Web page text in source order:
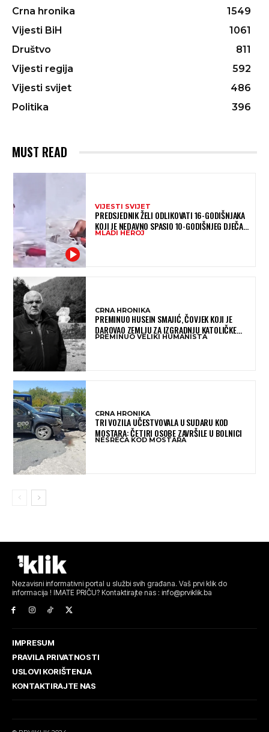
Crna hronika
1549
Vijesti BiH
1061
Društvo
811
Vijesti regija
592
Vijesti svijet
486
Politika
396
MUST READ
VIJESTI SVIJET
PREDSJEDNIK ŽELI ODLIKOVATI 16-GODIŠNJAKA
KOJI JE NEDAVNO SPASIO 10-GODIŠNJEG DJEČAKA
IZ SMRTONOSNIH VALOVA
MLADI HEROJ
CRNA HRONIKA
PREMINUO HUSEIN SMAJIĆ, ČOVJEK KOJI JE
DAROVAO ZEMLJU ZA IZGRADNJU KATOLIČKE
CRKVE U BUGOJNU
PREMINUO VELIKI HUMANISTA
CRNA HRONIKA
TRI VOZILA UČESTVOVALA U SUDARU KOD
MOSTARA: ČETIRI OSOBE ZAVRŠILE U BOLNICI
NESREĆA KOD MOSTARA
Nezavisni informativni portal u službi svih građana. Vaš prvi klik do
informacija ! IMATE PRIČU? Kontaktirajte nas : info@prviklik.ba
IMPRESUM
PRAVILA PRIVATNOSTI
USLOVI KORIŠTENJA
KONTAKTIRAJTE NAS